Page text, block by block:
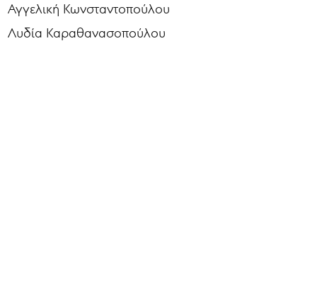
Αγγελική Κωνσταντοπούλου
Λυδία Καραθανασοπούλου